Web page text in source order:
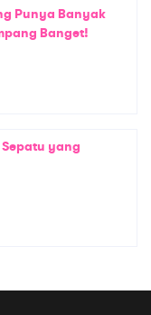
Punya Banyak
Banget!
yang